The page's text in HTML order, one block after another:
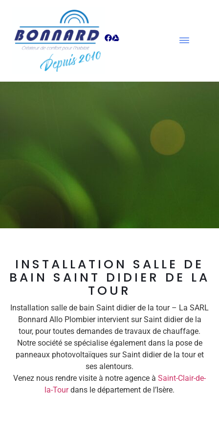
INSTALLATION SALLE DE
BAIN SAINT DIDIER DE LA
TOUR
Installation salle de bain Saint didier de la tour – La SARL
Bonnard Allo Plombier intervient sur Saint didier de la
tour, pour toutes demandes de travaux de chauffage.
Notre société se spécialise également dans la pose de
panneaux photovoltaïques sur Saint didier de la tour et
ses alentours.
Venez nous rendre visite à notre agence à Saint-Clair-de-
la-Tourdans le département de l’Isère.